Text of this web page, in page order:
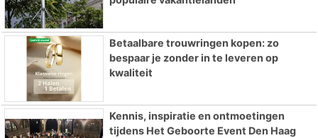
Betaalbare trouwringen kopen: zo
bespaar je zonder in te leveren op
kwaliteit
Kennis, inspiratie en ontmoetingen
tijdens Het Geboorte Event Den Haag